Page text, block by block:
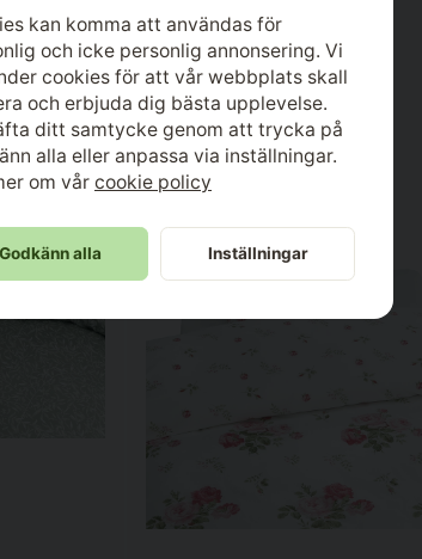
kan komma att användas för
och icke personlig annonsering. Vi
cookies för att vår webbplats skall
och erbjuda dig bästa upplevelse.
ditt samtycke genom att trycka på
alla eller anpassa via inställningar.
om vår cookie policy
Godkänn alla Inställningar